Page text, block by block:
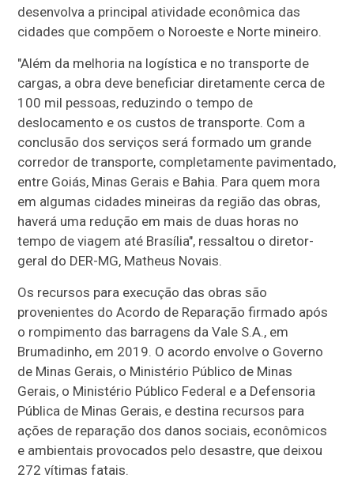
desenvolva a principal atividade econômica das
cidades que compõem o Noroeste e Norte mineiro.
"Além da melhoria na logística e no transporte de
cargas, a obra deve beneficiar diretamente cerca de
100 mil pessoas, reduzindo o tempo de
deslocamento e os custos de transporte. Com a
conclusão dos serviços será formado um grande
corredor de transporte, completamente pavimentado,
entre Goiás, Minas Gerais e Bahia. Para quem mora
em algumas cidades mineiras da região das obras,
haverá uma redução em mais de duas horas no
tempo de viagem até Brasília", ressaltou o diretor-
geral do DER-MG, Matheus Novais.
Os recursos para execução das obras são
provenientes do Acordo de Reparação firmado após
o rompimento das barragens da Vale S.A., em
Brumadinho, em 2019. O acordo envolve o Governo
de Minas Gerais, o Ministério Público de Minas
Gerais, o Ministério Público Federal e a Defensoria
Pública de Minas Gerais, e destina recursos para
ações de reparação dos danos sociais, econômicos
e ambientais provocados pelo desastre, que deixou
272 vítimas fatais.